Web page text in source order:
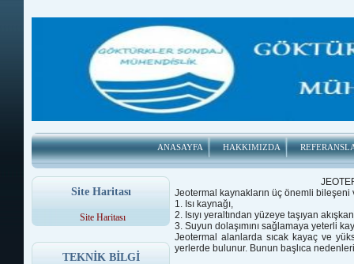
ANASAYFA HAKKIMIZDA
Site Haritası
Site Haritası
TEKNİK BİLGİ
Jeotermal kaynakların üç önemli bileşeni
1. Isı kaynağı,
2. Isıyı yeraltından yüzeye taşıyan
3. Suyun dolaşımını sağlamaya yeterli
Jeotermal alanlarda sıcak kayaç ve
yerlerde bulunur. Bunun başlıca